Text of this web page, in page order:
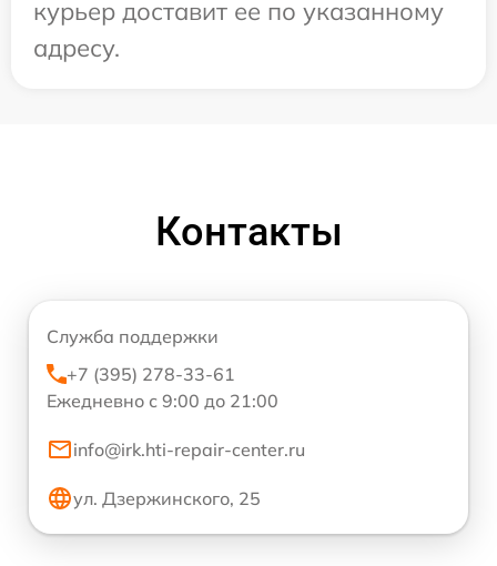
курьер доставит ее по указанному
адресу.
Контакты
Служба поддержки
+7 (395) 278-33-61
Ежедневно с 9:00 до 21:00
info@irk.hti-repair-center.ru
ул. Дзержинского, 25